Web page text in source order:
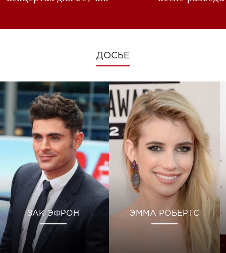
ДОСЬЕ
ЗАК ЭФРОН ЭММА РОБЕРТС